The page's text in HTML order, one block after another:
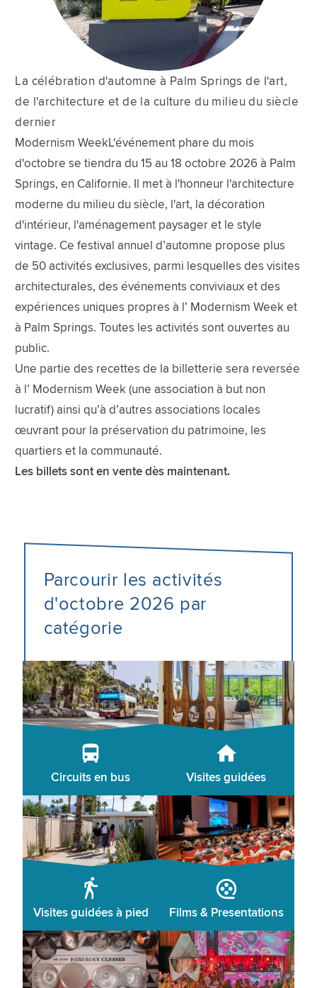
La célébration d'automne à Palm Springs de l'art,
de l'architecture et de la culture du milieu du siècle
dernier
Modernism WeekL'événement phare du mois
d'octobre se tiendra du 15 au 18 octobre 2026 à Palm
Springs, en Californie. Il met à l'honneur l'architecture
moderne du milieu du siècle, l'art, la décoration
d'intérieur, l'aménagement paysager et le style
vintage. Ce festival annuel d’automne propose plus
de 50 activités exclusives, parmi lesquelles des visites
architecturales, des événements conviviaux et des
expériences uniques propres à l’ Modernism Week et
à Palm Springs. Toutes les activités sont ouvertes au
public.
Une partie des recettes de la billetterie sera reversée
à l’ Modernism Week (une association à but non
lucratif) ainsi qu’à d’autres associations locales
œuvrant pour la préservation du patrimoine, les
quartiers et la communauté.
Les billets sont en vente dès maintenant.
Parcourir les activités
d'octobre 2026 par
catégorie
Circuits en bus Visites guidées
Visites guidées à pied Films & Presentations